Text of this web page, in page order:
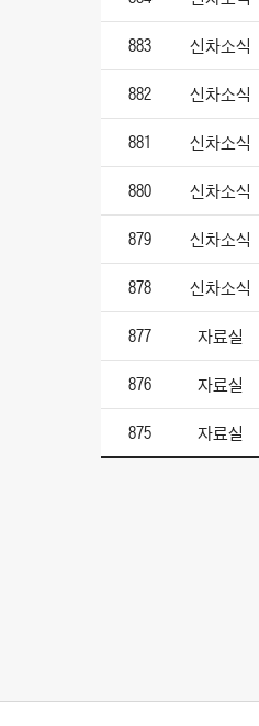
883 신차소식
882 신차소식
881 신차소식
880 신차소식
879 신차소식
878 신차소식
877 자료실
876 자료실
875 자료실